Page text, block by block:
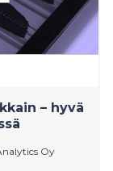
– hyvä
Oy